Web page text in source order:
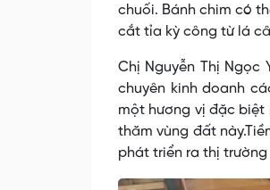
chuối. Bánh chim có
cắt tỉa kỳ công từ lá
Chị Nguyễn Thị Ngọc
chuyên kinh doanh
một hương vị đặc biệt
thăm vùng đất
phát triển ra thị